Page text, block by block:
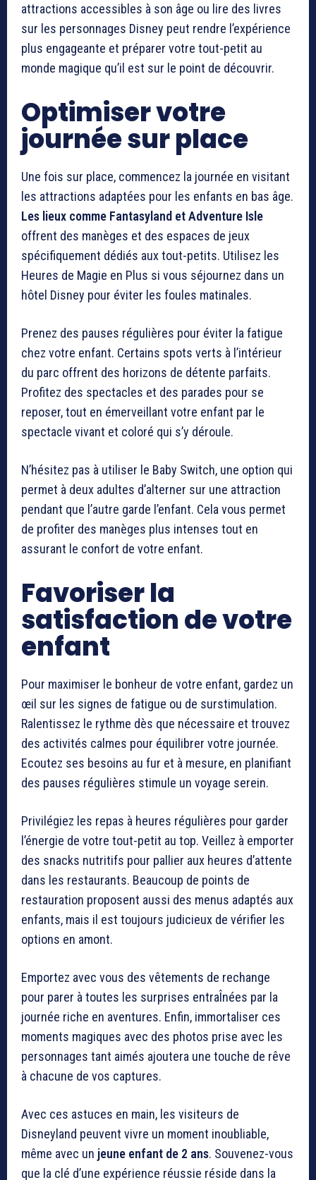
attractions accessibles à son âge ou lire des livres
sur les personnages Disney peut rendre l’expérience
plus engageante et préparer votre tout-petit au
monde magique qu’il est sur le point de découvrir.
Optimiser votre
journée sur place
Une fois sur place, commencez la journée en visitant
les attractions adaptées pour les enfants en bas âge.
Les lieux comme Fantasyland et Adventure Isle
offrent des manèges et des espaces de jeux
spécifiquement dédiés aux tout-petits. Utilisez les
Heures de Magie en Plus si vous séjournez dans un
hôtel Disney pour éviter les foules matinales.
Prenez des pauses régulières pour éviter la fatigue
chez votre enfant. Certains spots verts à l’intérieur
du parc offrent des horizons de détente parfaits.
Profitez des spectacles et des parades pour se
reposer, tout en émerveillant votre enfant par le
spectacle vivant et coloré qui s’y déroule.
N’hésitez pas à utiliser le Baby Switch, une option qui
permet à deux adultes d’alterner sur une attraction
pendant que l’autre garde l’enfant. Cela vous permet
de profiter des manèges plus intenses tout en
assurant le confort de votre enfant.
Favoriser la
satisfaction de votre
enfant
Pour maximiser le bonheur de votre enfant, gardez un
œil sur les signes de fatigue ou de surstimulation.
Ralentissez le rythme dès que nécessaire et trouvez
des activités calmes pour équilibrer votre journée.
Ecoutez ses besoins au fur et à mesure, en planifiant
des pauses régulières stimule un voyage serein.
Privilégiez les repas à heures régulières pour garder
l’énergie de votre tout-petit au top. Veillez à emporter
des snacks nutritifs pour pallier aux heures d’attente
dans les restaurants. Beaucoup de points de
restauration proposent aussi des menus adaptés aux
enfants, mais il est toujours judicieux de vérifier les
options en amont.
Emportez avec vous des vêtements de rechange
pour parer à toutes les surprises entraÎnées par la
journée riche en aventures. Enfin, immortaliser ces
moments magiques avec des photos prise avec les
personnages tant aimés ajoutera une touche de rêve
à chacune de vos captures.
Avec ces astuces en main, les visiteurs de
Disneyland peuvent vivre un moment inoubliable,
même avec un jeune enfant de 2 ans. Souvenez-vous
que la clé d’une expérience réussie réside dans la